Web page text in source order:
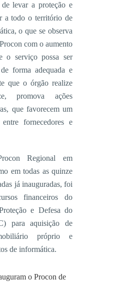
levar a proteção e
a todo o território de
o que se observa
com o aumento
o serviço possa ser
forma adequada e
que o órgão realize
promova ações
que favorecem um
fornecedores e
Regional em
em todas as quinze
já inauguradas, foi
financeiros do
e Defesa do
para aquisição de
próprio e
de informática.